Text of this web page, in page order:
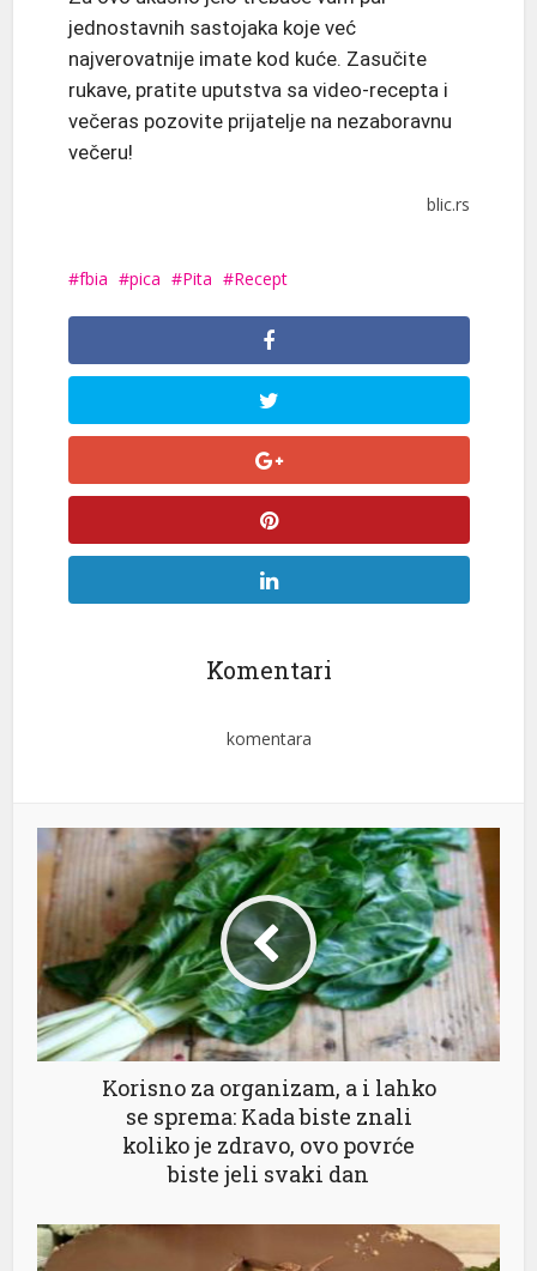
jednostavnih sastojaka koje već
najverovatnije imate kod kuće. Zasučite
rukave, pratite uputstva sa video-recepta i
večeras pozovite prijatelje na nezaboravnu
večeru!
blic.rs
fbia pica Pita Recept
Komentari
komentara
Korisno za organizam, a i lahko
se sprema: Kada biste znali
koliko je zdravo, ovo povrće
biste jeli svaki dan